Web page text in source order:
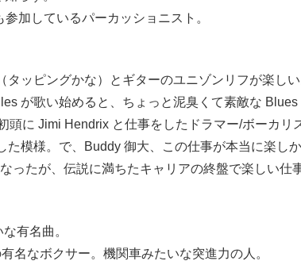
加しているパーカッショニスト。
ッピングかな）とギターのユニゾンリフが楽しい
が歌い始めると、ちょっと泥臭くて素敵な Blues
頭に Jimi Hendrix と仕事をしたドラマー/ボーカ
た模様。で、Buddy 御大、この仕事が本当に楽
ったが、伝説に満ちたキャリアの終盤で楽しい仕
有名曲。
名なボクサー。機関車みたいな突進力の人。